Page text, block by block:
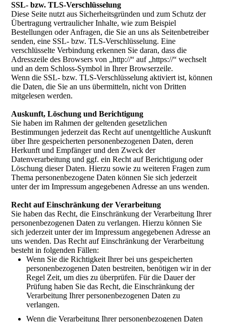
SSL- bzw. TLS-Verschlüsselung
Diese Seite nutzt aus Sicherheitsgründen und zum Schutz der
Übertragung vertraulicher Inhalte, wie zum Beispiel
Bestellungen oder Anfragen, die Sie an uns als Seitenbetreiber
senden, eine SSL- bzw. TLS-Verschlüsselung. Eine
verschlüsselte Verbindung erkennen Sie daran, dass die
Adresszeile des Browsers von „http://“ auf „https://“ wechselt
und an dem Schloss-Symbol in Ihrer Browserzeile.
Wenn die SSL- bzw. TLS-Verschlüsselung aktiviert ist, können
die Daten, die Sie an uns übermitteln, nicht von Dritten
mitgelesen werden.
Auskunft, Löschung und Berichtigung
Sie haben im Rahmen der geltenden gesetzlichen
Bestimmungen jederzeit das Recht auf unentgeltliche Auskunft
über Ihre gespeicherten personenbezogenen Daten, deren
Herkunft und Empfänger und den Zweck der
Datenverarbeitung und ggf. ein Recht auf Berichtigung oder
Löschung dieser Daten. Hierzu sowie zu weiteren Fragen zum
Thema personenbezogene Daten können Sie sich jederzeit
unter der im Impressum angegebenen Adresse an uns wenden.
Recht auf Einschränkung der Verarbeitung
Sie haben das Recht, die Einschränkung der Verarbeitung Ihrer
personenbezogenen Daten zu verlangen. Hierzu können Sie
sich jederzeit unter der im Impressum angegebenen Adresse an
uns wenden. Das Recht auf Einschränkung der Verarbeitung
besteht in folgenden Fällen:
Wenn Sie die Richtigkeit Ihrer bei uns gespeicherten
personenbezogenen Daten bestreiten, benötigen wir in der
Regel Zeit, um dies zu überprüfen. Für die Dauer der
Prüfung haben Sie das Recht, die Einschränkung der
Verarbeitung Ihrer personenbezogenen Daten zu
verlangen.
Wenn die Verarbeitung Ihrer personenbezogenen Daten